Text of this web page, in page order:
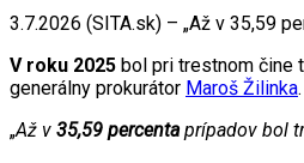
3.7.2026 (SITA.sk) – „Až v 35,59
V roku 2025 bol pri trestnom čine
generálny prokurátor Maroš Žilinka.
„Až v 35,59 percentaprípadov bol